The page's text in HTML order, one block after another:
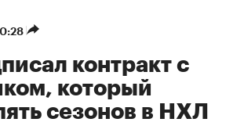
контракт с
который
сезонов в НХЛ